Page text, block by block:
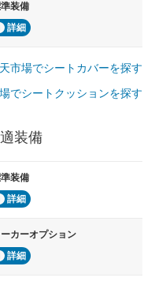
装備
詳細
市場でシートカバーを探す
でシートクッションを探す
装備
装備
詳細
カーオプション
詳細